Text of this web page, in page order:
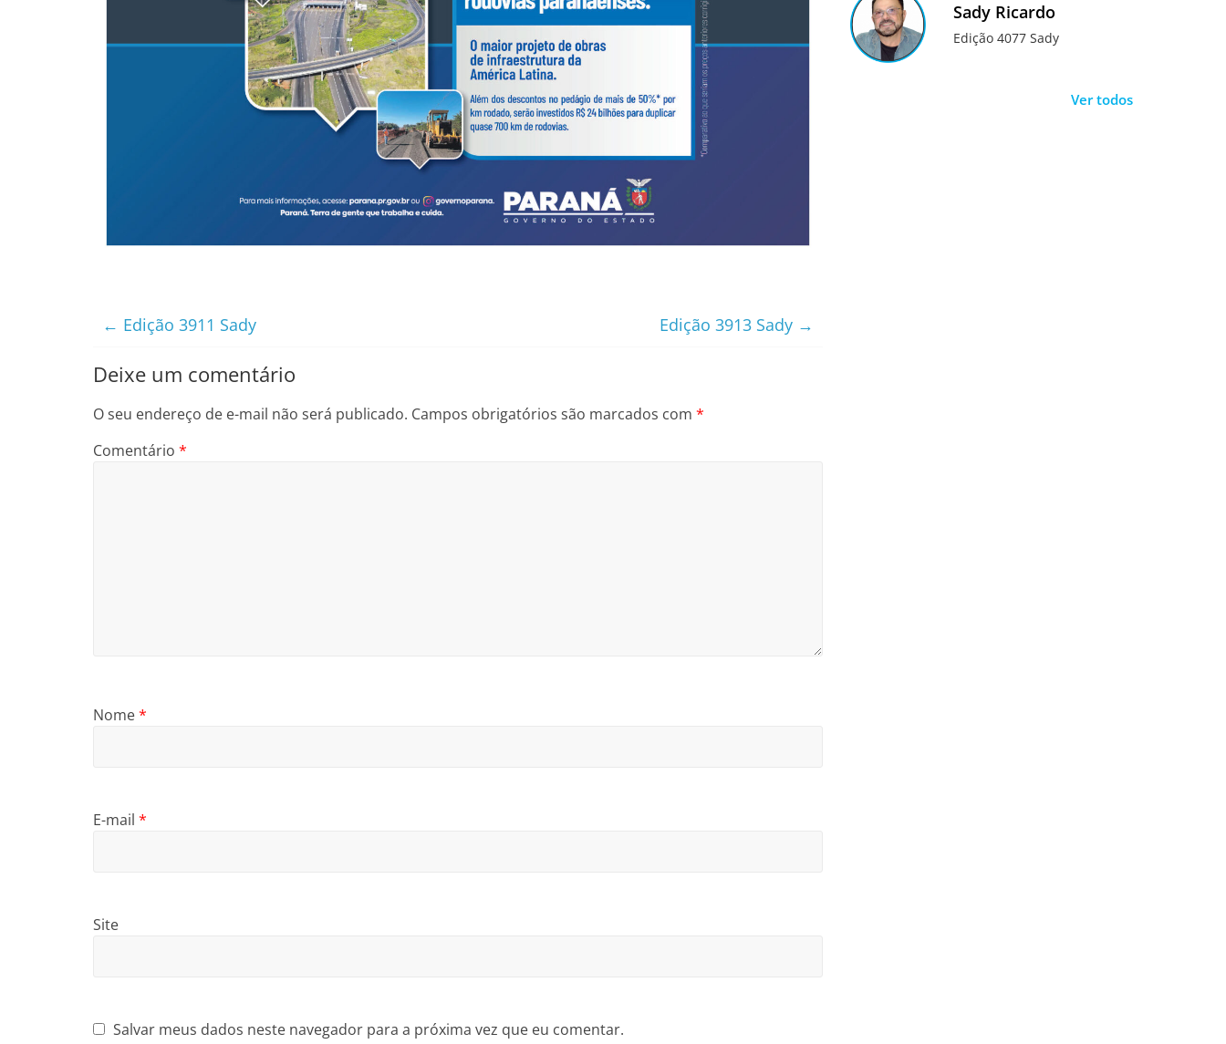
← Edição 3911 Sady Edição 3913 Sady →
Deixe um comentário
O seu endereço de e-mail não será publicado. Campos obrigatórios são marcados com *
Comentário *
Nome*
E-mail *
Site
Salvar meus dados neste navegador para a próxima vez que eu comentar.
Sady Ricardo
Edição 4077 Sady
Ver todos